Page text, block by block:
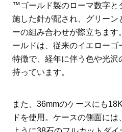
™ゴールド製のローマ数字と
施した針が配され、グリーン
ーの組み合わせが際立ちま
ールドは、従来のイエロー
特徴で、経年に伴う色や光沢
持っています。
また、36mmのケースにも
ドを使用。ケースの側面には